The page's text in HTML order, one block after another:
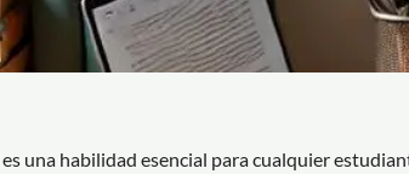
una habilidad esencial para cualquier